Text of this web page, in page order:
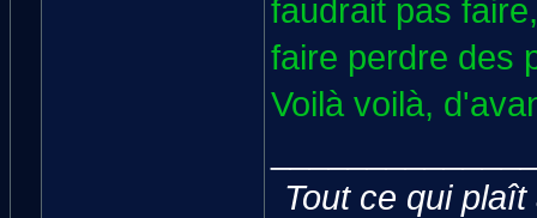
faudrait pas
faire perdre des
Voilà voilà,
Tout ce qui